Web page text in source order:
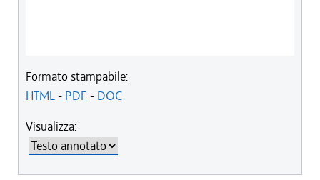
Formato stampabile:
HTML- PDF - DOC
Visualizza: